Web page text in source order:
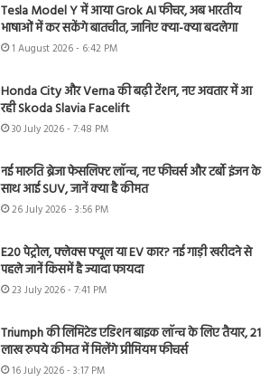
Tesla Model Y में आया Grok AI फीचर, अब भारतीय
भाषाओं में कर सकेंगे बातचीत, जानिए क्या-क्या बदलेगा
1 August 2026 - 6:42 PM
Honda City और Verna की बढ़ी टेंशन, नए अवतार में आ
रही Skoda Slavia Facelift
30 July 2026 - 7:48 PM
नई मारुति ब्रेजा फेसलिफ्ट लॉन्च, नए फीचर्स और टर्बो इंजन के
साथ आई SUV, जानें क्या है कीमत
26 July 2026 - 3:56 PM
E20 पेट्रोल, फ्लेक्स फ्यूल या EV कार? नई गाड़ी खरीदने से
पहले जानें किसमें है ज्यादा फायदा
23 July 2026 - 7:41 PM
Triumph की लिमिटेड एडिशन बाइक लॉन्च के लिए तैयार, 21
लाख रुपये कीमत में मिलेंगे प्रीमियम फीचर्स
16 July 2026 - 3:17 PM